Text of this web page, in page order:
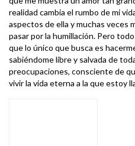
realidad cambia el rumbo de mi
aspectos de ella y muchas veces
pasar por la humillación. Pero
que lo único que busca es
sabiéndome libre y salvada de
preocupaciones, consciente de
vivir la vida eterna a la que estoy